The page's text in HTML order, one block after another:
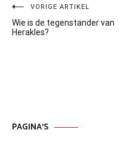
Bericht
navigatie
VORIGE ARTIKEL
Wie is de tegenstander van
Herakles?
PAGINA’S